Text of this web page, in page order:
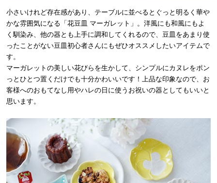
小さいけれど存在感があり、テーブルに並べるとぐっと明るく華や
かな雰囲気になる「花豆皿 マーガレット」。洋風にも和風にもよ
く馴染み、他の器とも上手に調和してくれるので、豆皿をあまり使
ったことがない豆皿初心者さんにもぜひオススメしたいアイテムで
す。
マーガレットの美しい花びらを生かして、シンプルにカヌレをポン
っとひとつ置くだけでも十分かわいいです！上品な印象なので、お
客様へのおもてなし用やハレの日に使うお祝いの器としてもいいと
思います。